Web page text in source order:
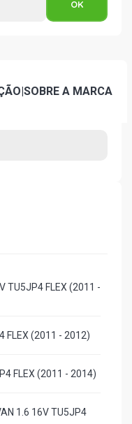
|SOBRE A MARCA
TU5JP4 FLEX (2011 -
FLEX (2011 - 2012)
FLEX (2011 - 2014)
1.6 16V TU5JP4